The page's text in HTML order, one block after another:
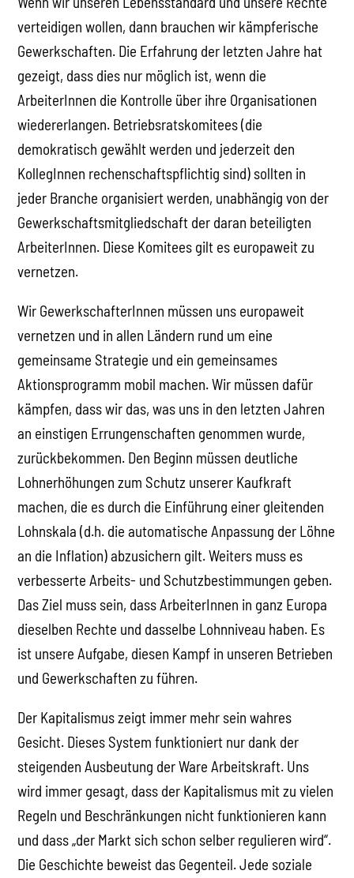
verteidigen wollen, dann brauchen wir kämpferische
Gewerkschaften. Die Erfahrung der letzten Jahre hat
gezeigt, dass dies nur möglich ist, wenn die
ArbeiterInnen die Kontrolle über ihre Organisationen
wiedererlangen. Betriebsratskomitees (die
demokratisch gewählt werden und jederzeit den
KollegInnen rechenschaftspflichtig sind) sollten in
jeder Branche organisiert werden, unabhängig von der
Gewerkschaftsmitgliedschaft der daran beteiligten
ArbeiterInnen. Diese Komitees gilt es europaweit zu
vernetzen.
Wir GewerkschafterInnen müssen uns europaweit
vernetzen und in allen Ländern rund um eine
gemeinsame Strategie und ein gemeinsames
Aktionsprogramm mobil machen. Wir müssen dafür
kämpfen, dass wir das, was uns in den letzten Jahren
an einstigen Errungenschaften genommen wurde,
zurückbekommen. Den Beginn müssen deutliche
Lohnerhöhungen zum Schutz unserer Kaufkraft
machen, die es durch die Einführung einer gleitenden
Lohnskala (d.h. die automatische Anpassung der Löhne
an die Inflation) abzusichern gilt. Weiters muss es
verbesserte Arbeits- und Schutzbestimmungen geben.
Das Ziel muss sein, dass ArbeiterInnen in ganz Europa
dieselben Rechte und dasselbe Lohnniveau haben. Es
ist unsere Aufgabe, diesen Kampf in unseren Betrieben
und Gewerkschaften zu führen.
Der Kapitalismus zeigt immer mehr sein wahres
Gesicht. Dieses System funktioniert nur dank der
steigenden Ausbeutung der Ware Arbeitskraft. Uns
wird immer gesagt, dass der Kapitalismus mit zu vielen
Regeln und Beschränkungen nicht funktionieren kann
und dass „der Markt sich schon selber regulieren wird“.
Die Geschichte beweist das Gegenteil. Jede soziale